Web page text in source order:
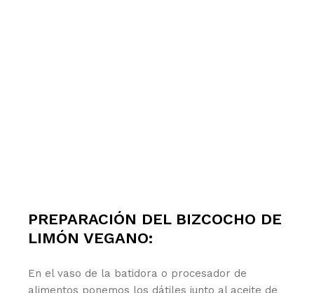
PREPARACIÓN DEL BIZCOCHO DE
LIMÓN VEGANO:
En el vaso de la batidora o procesador de
alimentos ponemos los dátiles junto al aceite de